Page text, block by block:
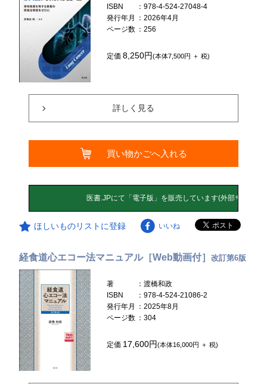
ISBN
：978-4-524-27048-4
発行年月
：2026年4月
ページ数 ：256
定価8,250円(本体7,500円 ＋ 税)
詳しく見る
買い物かごへ入れる
ほしいものリストに登録 いいね
経食道心エコー法マニュアル［Web動画付］改訂第6版
著
：渡橋和政
ISBN
：978-4-524-21086-2
発行年月
：2025年8月
ページ数 ：304
定価 17,600円(本体16,000円 ＋ 税)